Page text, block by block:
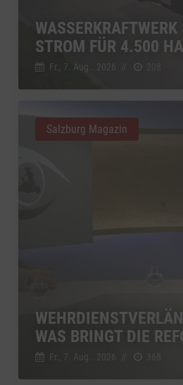
STROM FÜR 4.500
Fr., 7. Aug.. 2026
WAS BRINGT DIE
Fr., 7. Aug.. 2026
Salzburg Magazin